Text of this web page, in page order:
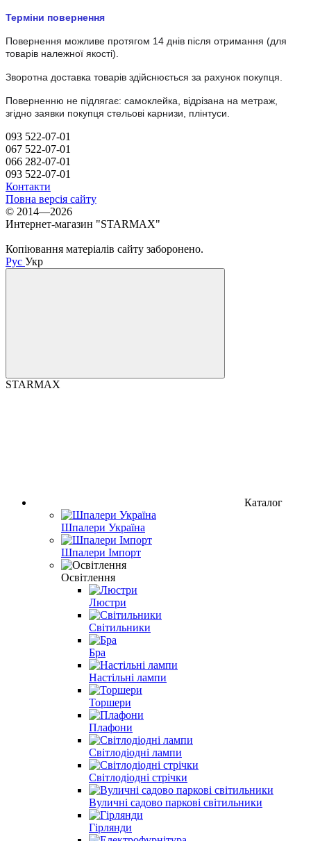
Терміни повернення
Повернення можливе протягом 14 днів після отримання (для
товарів належної якості).
Зворотна доставка товарів здійснюється за рахунок покупця.
Поверненню не підлягає: самоклейка, відрізана на метраж,
згідно заявки покупця стельові карнизи, плінтуси.
093 522-07-01
067 522-07-01
066 282-07-01
093 522-07-01
Контакти
Повна версія сайту
© 2014—2026
Интернет-магазин "STARMAX"
Копіювання матеріалів сайту заборонено.
Рус Укр
STARMAX
Каталог
Шпалери Україна
Шпалери Імпорт
Освітлення
Люстри
Світильники
Бра
Настільні лампи
Торшери
Плафони
Світлодіодні лампи
Світлодіодні стрічки
Вуличні садово паркові світильники
Гірлянди